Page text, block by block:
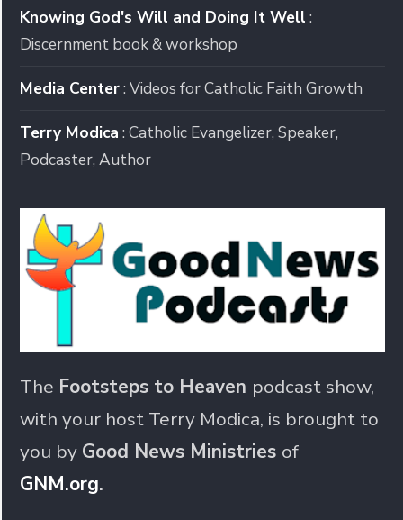
Knowing God's Will and Doing It Well :
Discernment book & workshop
Media Center: Videos for Catholic Faith Growth
Terry Modica : Catholic Evangelizer, Speaker,
Podcaster, Author
The Footsteps to Heaven podcast show,
with your host Terry Modica, is brought to
you by Good News Ministries of
GNM.org.